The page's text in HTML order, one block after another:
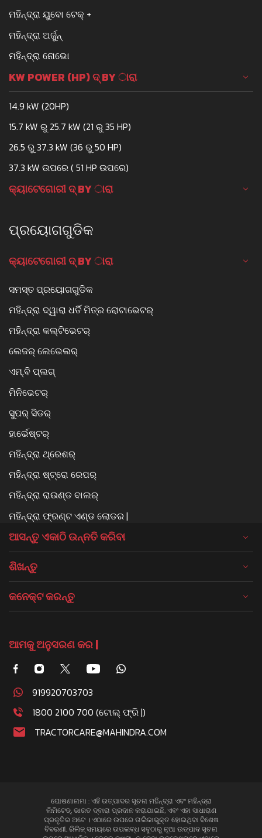
ମହିନ୍ଦ୍ରା ୟୁବୋ ଟେକ୍ +
ମହିନ୍ଦ୍ରା ଅର୍ଜୁନ୍
ମହିନ୍ଦ୍ରା ନୋଭୋ
KW POWER (HP) ଦ୍ BY ାରା
14.9 kW (20HP)
15.7 kW ରୁ 25.7 kW (21 ରୁ 35 HP)
26.5 ରୁ 37.3 kW (36 ରୁ 50 HP)
37.3 kW ଉପରେ ( 51 HP ଉପରେ)
କ୍ୟାଟେଗୋରୀ ଦ୍ BY ାରା
ପ୍ରୟୋଗଗୁଡିକ
କ୍ୟାଟେଗୋରୀ ଦ୍ BY ାରା
ସମସ୍ତ ପ୍ରୟୋଗଗୁଡିକ
ମହିନ୍ଦ୍ରା ଦ୍ୱାରା ଧର୍ତି ମିତ୍ର ରୋଟାଭେଟର୍
ମହିନ୍ଦ୍ରା କଲ୍ଟିଭେଟର୍
ଲେଜର୍ ଲେଭେଲର୍
ଏମ୍.ବି ପ୍ଲଗ୍
ମିନିଭେଟର୍
ସୁପର୍ ସିଡର୍
ହାର୍ଭେଷ୍ଟର୍
ମହିନ୍ଦ୍ରା ଥ୍ରେଶର୍
ମହିନ୍ଦ୍ରା ଷ୍ଟ୍ରୋ ରେପର୍
ମହିନ୍ଦ୍ରା ରାଉଣ୍ଡ ବାଲର୍
ମହିନ୍ଦ୍ରା ଫ୍ରଣ୍ଟ ଏଣ୍ଡ ଲୋଡର |
ଆସନ୍ତୁ ଏକାଠି ଉନ୍ନତି କରିବା
ଶିଖନ୍ତୁ
କନେକ୍ଟ କରନ୍ତୁ
ଆମକୁ ଅନୁସରଣ କର |
919920703703
1800 2100 700 (ଟୋଲ୍ ଫ୍ରି |)
TRACTORCARE@MAHINDRA.COM
ଘୋଷଣାନାମା : ଏହି ଉତ୍ପାଦର ସୂଚନା ମହିନ୍ଦ୍ରା ଏବଂ ମହିନ୍ଦ୍ରା
ଲିମିଟେଡ୍, ଭାରତ ଦ୍ବାରା ପ୍ରଦାନ କରାଯାଇଛି, ଏବଂ ଏହା ସାଧାରାଣ
ପ୍ରକୃତିର ଅଟେ । ଏଠାରେ ଉପରେ ତାଲିକାଭୁକ୍ତ ହୋଇଥିବା ବିଶେଷ
ବିବରଣୀ, ରିଲିଜ୍ ସମୟରେ ଉପଲବ୍ଧ ସବୁଠାରୁ ନୂଆ ଉତ୍ପାଦ ସୂଚନା